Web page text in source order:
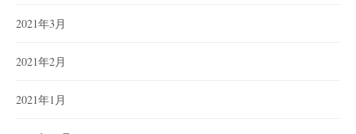
2021年3月
2021年2月
2021年1月